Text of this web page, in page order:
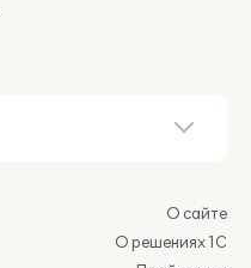
О сайте
О решениях 1С